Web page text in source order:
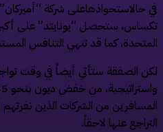
حالاستحواذهاعلى شركة “أميركان”
ستحصل “يونايتد” على أكبر
كما قد تنهي التنافس
الصفقة ستأتي أيضاً في وقت تواجه
من الشركات الذين نفرتهم
عنها لاحقاً.